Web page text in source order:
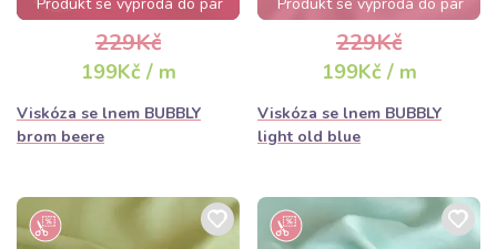
hodin
229Kč
199Kč / m
Viskóza se lnem BUBBLY
brom beere
hodin
229Kč
199Kč / m
Viskóza se lnem BUBBLY
light old blue